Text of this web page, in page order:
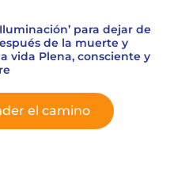
para dejar de
de la muerte y
vida Plena, consciente y
el camino